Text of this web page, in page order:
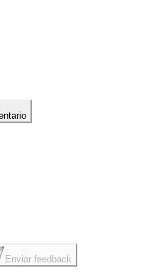
Enviar feedback